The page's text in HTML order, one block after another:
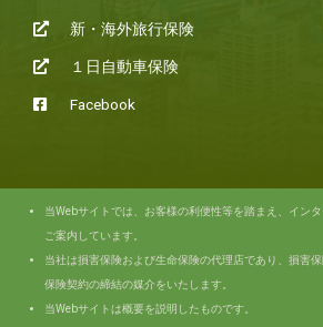
新・海外旅行保険
１日自動車保険
Facebook
当Webサイトでは、お客様の利便性等を踏まえ、イン
ご案内しています。
当社は損害保険および生命保険の代理店であり、損害
保険契約の締結の媒介をいたします。
当Webサイトは概要を説明したものです。